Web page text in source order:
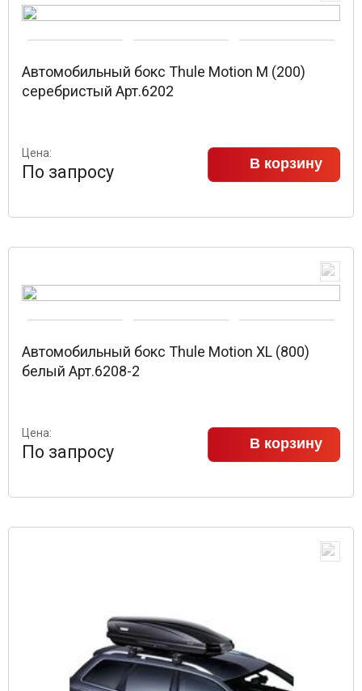
Автомобильный бокс Thule Motion M (200)
серебристый Арт.6202
Цена:
По запросу В корзину
Автомобильный бокс Thule Motion XL (800)
белый Арт.6208-2
Цена:
По запросу В корзину